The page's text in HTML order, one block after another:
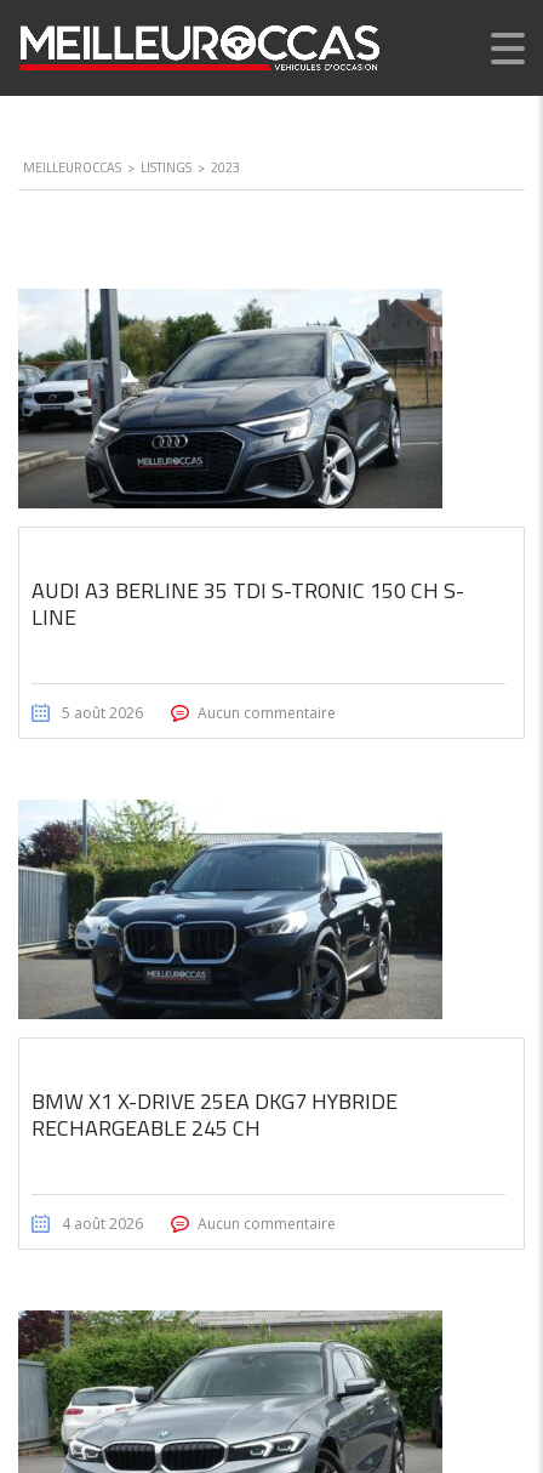
MEILLEUROCCAS > LISTINGS > 2023
AUDI A3 BERLINE 35 TDI S-TRONIC 150 CH S-
LINE
5 août 2026 Aucun commentaire
BMW X1 X-DRIVE 25EA DKG7 HYBRIDE
RECHARGEABLE 245 CH
4 août 2026 Aucun commentaire